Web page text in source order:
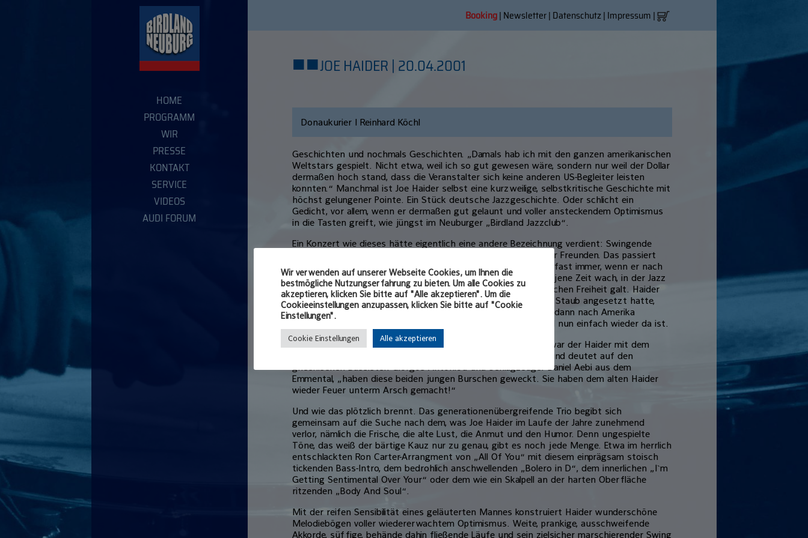
HOME
PROGRAMM
WIR
PRESSE
KONTAKT
SERVICE
VIDEOS
AUDI FORUM
Booking| Newsletter| Datenschutz| Impressum |
■■JOE HAIDER | 20.04.2001
Donaukurier | Reinhard Köchl
Geschichten und nochmals Geschichten. „Damals hab ich mit den ganzen amerikanischen
Weltstars gespielt. Nicht etwa, weil ich so gut gewesen wäre, sondern nur weil der Dollar
dermaßen hoch stand, dass die Veranstalter sich keine anderen US-Begleiter leisten
konnten.“ Manchmal ist Joe Haider selbst eine kurzweilige, selbstkritische Geschichte mit
höchst gelungener Pointe. Ein Stück deutsche Jazzgeschichte. Oder schlicht ein
Gedicht, vor allem, wenn er dermaßen gut gelaunt und voller ansteckendem Optimismus
in die Tasten greift, wie jüngst im Neuburger „Birdland Jazzclub“.
Ein Konzert wie dieses hätte eigentlich eine andere Bezeichnung verdient: Swingende
Lebensbeichte, improvisierte Biographie oder Erzählabend unter Freunden. Das passiert
dem gerade erst 65 Jahre alt gewordenen Faktotum am Piano fast immer, wenn er nach
Neuburg kommt. Dort nämlich werden all die Erinnerungen an jene Zeit wach, in der Jazz
noch zum guten Ton gehörte und als Inbegriff der künstlerischen Freiheit galt. Haider
stammt aus dieser Zeit; eine Ikone, die viel zu lange viel zu viel Staub angesetzt hatte,
Deutschland frustriert den Rücken kehrte, in die Schweiz und dann nach Amerika
auswanderte, eine lebensgefährliche Krankheit überstand und nun einfach wieder da ist.
Comeback wäre ebenfalls ein falsches Wort, denn eigentlich war der Haider mit dem
Herzen nie wirklich weg. „Nur die Lust am Spielen,“ sagte er und deutet auf den
griechischen Bassisten Giorgos Antoniou und Schlagzeuger Daniel Aebi aus dem
Emmental, „haben diese beiden jungen Burschen geweckt. Sie haben dem alten Haider
wieder Feuer unterm Arsch gemacht!“
Und wie das plötzlich brennt. Das generationenübergreifende Trio begibt sich
gemeinsam auf die Suche nach dem, was Joe Haider im Laufe der Jahre zunehmend
verlor, nämlich die Frische, die alte Lust, die Anmut und den Humor. Denn ungespielte
Töne, das weiß der bärtige Kauz nur zu genau, gibt es noch jede Menge. Etwa im herrlich
entschlackten Ron Carter-Arrangment von „All Of You“ mit diesem einprägsam stoisch
tickenden Bass-Intro, dem bedrohlich anschwellenden „Bolero in D“, dem innerlichen „I`m
Getting Sentimental Over Your“ oder dem wie ein Skalpell an der harten Oberfläche
ritzenden „Body And Soul“.
Mit der reifen Sensibilität eines geläuterten Mannes konstruiert Haider wunderschöne
Melodiebögen voller wiedererwachtem Optimismus. Weite, prankige, ausschweifende
Akkorde, süffige, behände dahin fließende Läufe und sein zielsicher marschierender Swing
Wir verwenden auf unserer Webseite Cookies, um Ihnen die
bestmögliche Nutzungserfahrung zu bieten. Um alle Cookies zu
akzeptieren, klicken Sie bitte auf "Alle akzeptieren". Um die
Cookieeinstellungen anzupassen, klicken Sie bitte auf "Cookie
Einstellungen".
Cookie Einstellungen Alle akzeptieren